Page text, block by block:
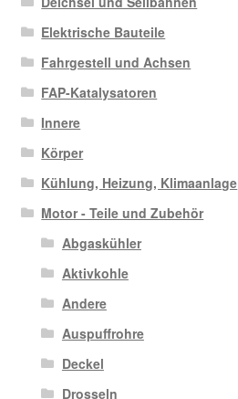
Elektrische Bauteile
Fahrgestell und Achsen
FAP-Katalysatoren
Innere
Körper
Kühlung, Heizung, Klimaanlage
Motor - Teile und Zubehör
Abgaskühler
Aktivkohle
Andere
Auspuffrohre
Deckel
Drosseln